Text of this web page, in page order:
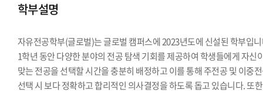
학부설명
자유전공학부(글로벌)는 글로벌 캠퍼스에 2023년도에 신설된 학부입
1학년 동안 다양한 분야의 전공 탐색 기회를 제공하여 학생들에게 자신
맞는 전공을 선택할 시간을 충분히 배정하고 이를 통해 주전공 및 이중
선택 시 보다 정확하고 합리적인 의사결정을 하도록 돕고 있습니다. 또